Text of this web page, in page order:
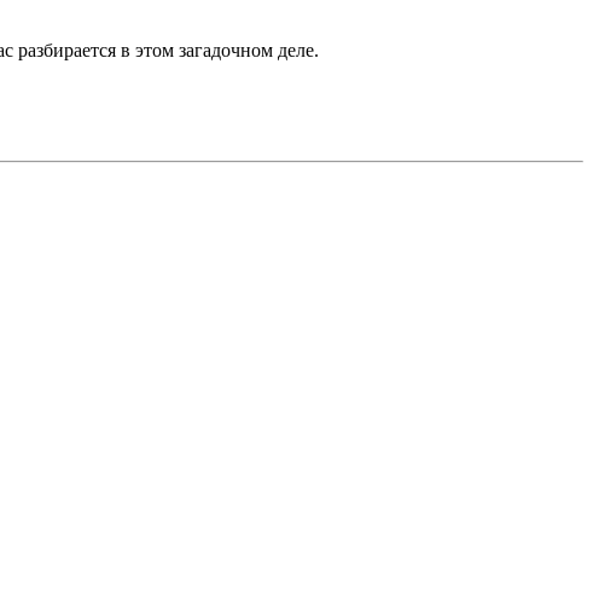
в этом загадочном деле.